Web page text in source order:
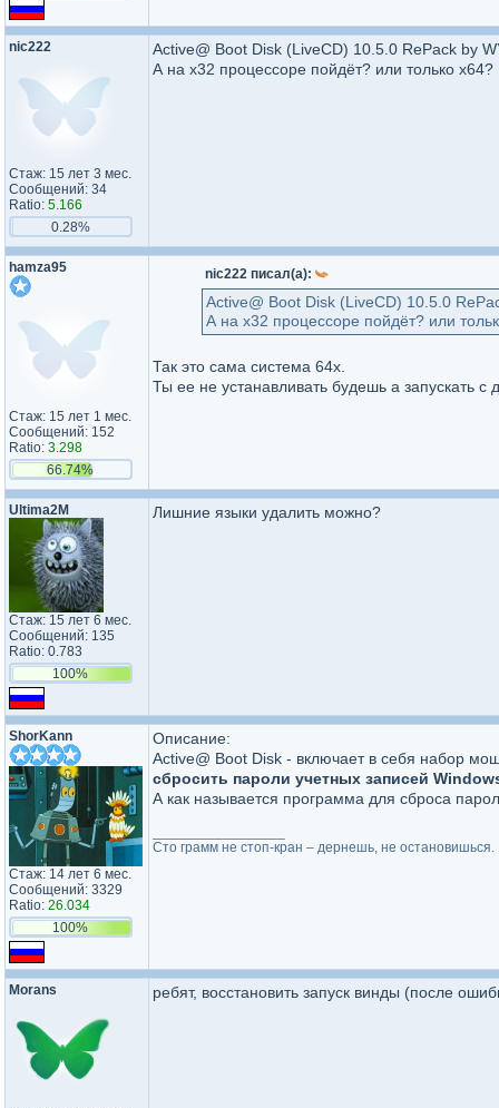
nic222
Стаж: 15 лет 3 мес.
Сообщений: 34
Ratio: 5.166
0.28%
Active@ Boot Disk (LiveCD) 10.5.0 RePack by
А на х32 процессоре пойдёт? или только х64?
hamza95
Стаж: 15 лет 1 мес.
Сообщений: 152
Ratio: 3.298
66.74%
nic222 писал(а):
Active@ Boot Disk (LiveCD) 10.5.0
А на х32 процессоре пойдёт? или
Так это сама система 64x.
Ты ее не устанавливать будешь а запускать с
Ultima2M
Стаж: 15 лет 6 мес.
Сообщений: 135
Ratio: 0.783
100%
Лишние языки удалить можно?
ShorKann
Стаж: 14 лет 6 мес.
Сообщений: 3329
Ratio: 26.034
100%
Описание:
Active@ Boot Disk - включает в себя набор
сбросить пароли учетных записей
А как называется программа для сброса
Сто грамм не стоп-кран – дернешь, не остановишься.
Morans ребят, восстановить запуск винды (после